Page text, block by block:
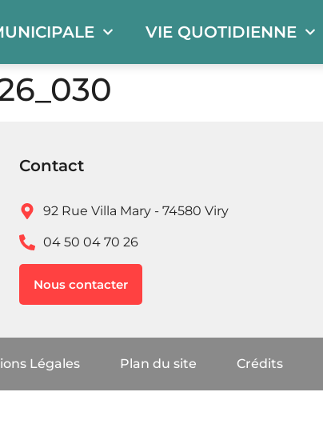
VIE QUOTIDIENNE
Contact
92 Rue Villa Mary - 74580 Viry
04 50 04 70 26
Nous contacter
Légales Plan du site Crédits